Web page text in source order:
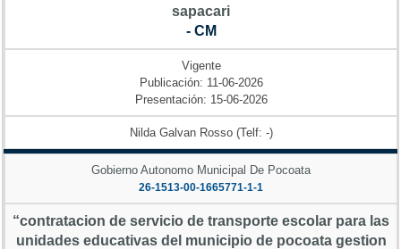
sapacari
- CM
Vigente
Publicación: 11-06-2026
Presentación: 15-06-2026
Nilda Galvan Rosso (Telf: -)
Gobierno Autonomo Municipal De Pocoata
26-1513-00-1665771-1-1
“contratacion de servicio de transporte escolar para las
unidades educativas del municipio de pocoata gestion